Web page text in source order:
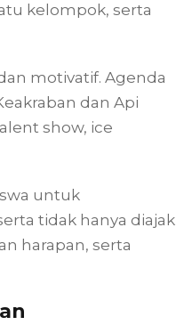
kelompok, serta
motivatif. Agenda
dan Api
show, ice
untuk
tidak hanya diajak
harapan, serta